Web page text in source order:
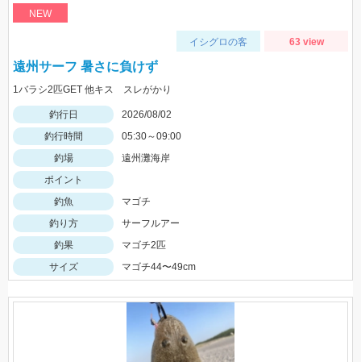
NEW
イシグロの客 63 view
遠州サーフ 暑さに負けず
1バラシ2匹GET 他キス スレがかり
釣行日
2026/08/02
釣行時間
05:30～09:00
釣場
遠州灘海岸
ポイント
釣魚
マゴチ
釣り方
サーフルアー
釣果
マゴチ2匹
サイズ
マゴチ44〜49cm